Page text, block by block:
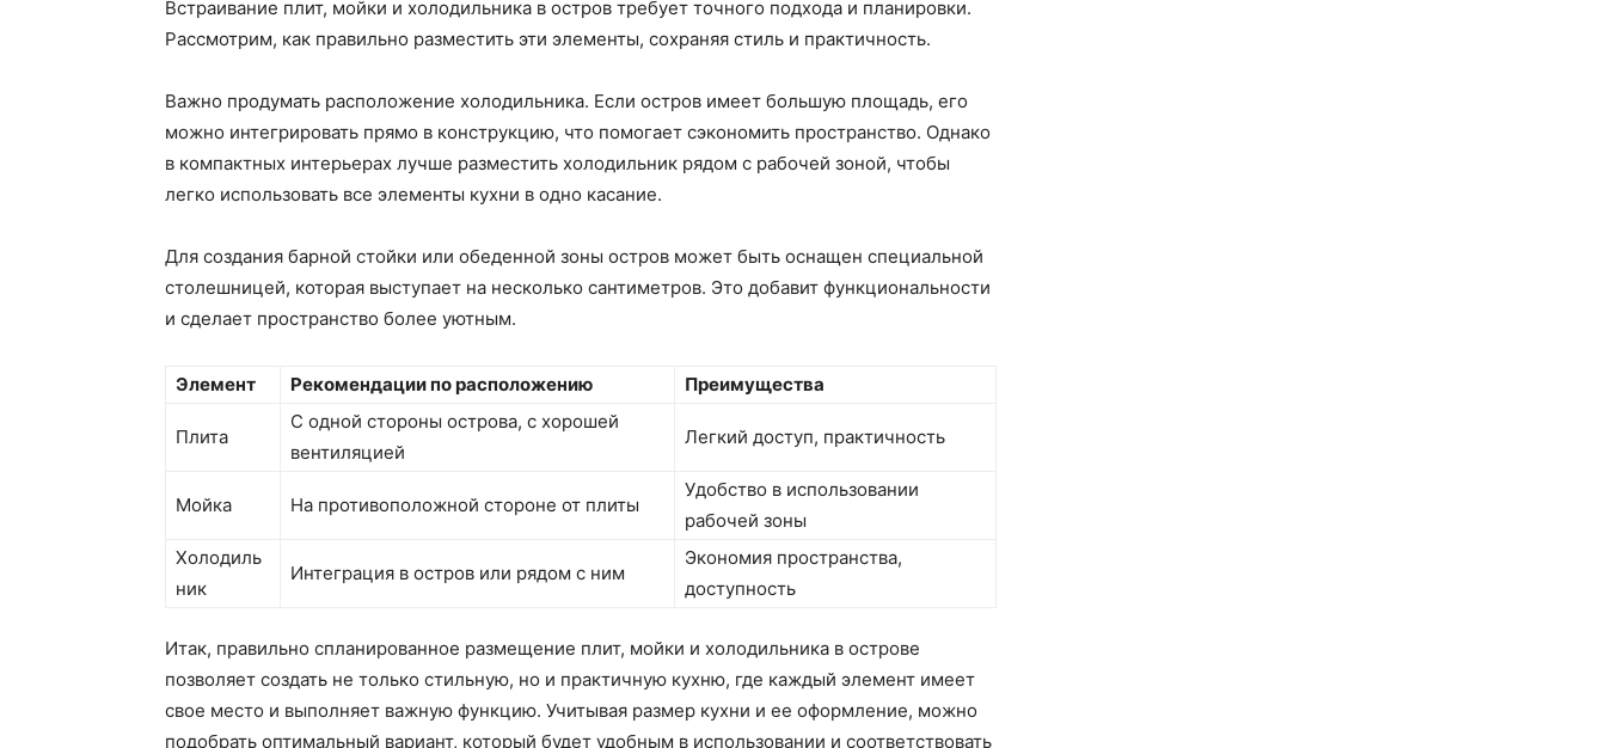
Встраивание плит, мойки и холодильника в остров требует точного подхода и планировки.
Рассмотрим, как правильно разместить эти элементы, сохраняя стиль и практичность.
Важно продумать расположение холодильника. Если остров имеет большую площадь, его
можно интегрировать прямо в конструкцию, что помогает сэкономить пространство. Однако
в компактных интерьерах лучше разместить холодильник рядом с рабочей зоной, чтобы
легко использовать все элементы кухни в одно касание.
Для создания барной стойки или обеденной зоны остров может быть оснащен специальной
столешницей, которая выступает на несколько сантиметров. Это добавит функциональности
и сделает пространство более уютным.
Элемент Рекомендации по расположению Преимущества
Плита
С одной стороны острова, с хорошей
вентиляцией
Легкий доступ, практичность
Мойка На противоположной стороне от плиты
Удобство в использовании
рабочей зоны
Холодиль
ник
Интеграция в остров или рядом с ним
Экономия пространства,
доступность
Итак, правильно спланированное размещение плит, мойки и холодильника в острове
позволяет создать не только стильную, но и практичную кухню, где каждый элемент имеет
свое место и выполняет важную функцию. Учитывая размер кухни и ее оформление, можно
подобрать оптимальный вариант, который будет удобным в использовании и соответствовать